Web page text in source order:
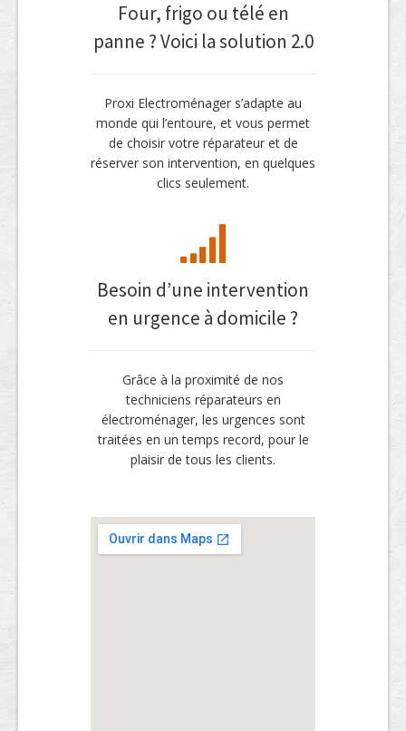
Four, frigo ou télé en
panne ? Voici la solution 2.0
Proxi Electroménager s’adapte au
monde qui l’entoure, et vous permet
de choisir votre réparateur et de
réserver son intervention, en quelques
clics seulement.
Besoin d’une intervention
en urgence à domicile ?
Grâce à la proximité de nos
techniciens réparateurs en
électroménager, les urgences sont
traitées en un temps record, pour le
plaisir de tous les clients.